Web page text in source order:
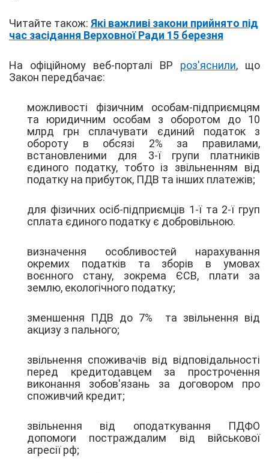
Читайте також: Які важливі закони прийнято під
час засідання Верховної Ради 15 березня
На офіційному веб-порталі ВР роз'яснили, що
Закон передбачає:
можливості фізичним особам-підприємцям
та юридичним особам з оборотом до 10
млрд грн сплачувати єдиний податок з
обороту в обсязі 2% за правилами,
встановленими для 3-ї групи платників
єдиного податку, тобто із звільненням від
податку на прибуток, ПДВ та інших платежів;
для фізичних осіб-підприємців 1-ї та 2-ї груп
сплата єдиного податку є добровільною.
визначення особливостей нарахування
окремих податків та зборів в умовах
воєнного стану, зокрема ЄСВ, плати за
землю, екологічного податку;
зменшення ПДВ до 7% та звільнення від
акцизу з пального;
звільнення споживачів від відповідальності
перед кредитодавцем за прострочення
виконання зобов'язань за договором про
споживчий кредит;
звільнення від оподаткування ПДФО
допомоги постраждалим від військової
агресії рф;